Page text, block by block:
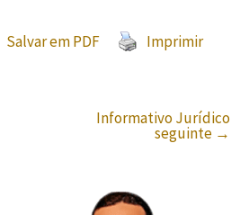
Salvar em PDF Imprimir
Informativo Jurídico
seguinte →